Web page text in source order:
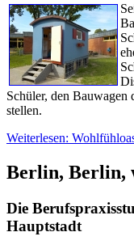
Schüler, den Bauwagen
stellen.
Weiterlesen:
Berlin, Berlin,
Die
Hauptstadt